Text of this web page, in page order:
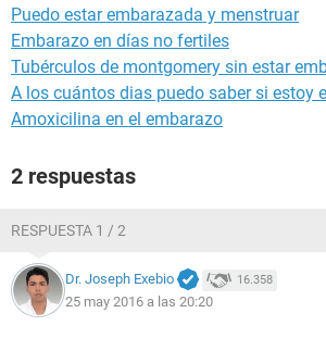
Puedo estar embarazada y menstruar
Embarazo en días no fertiles
Tubérculos de montgomery sin estar
A los cuántos dias puedo saber si estoy
Amoxicilina en el embarazo
2 respuestas
RESPUESTA 1 / 2
Dr. Joseph Exebio 16.358
25 may 2016 a las 20:20